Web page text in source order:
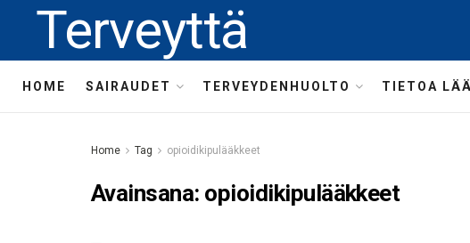
Terveyttä
HOME SAIRAUDET TERVEYDENHUOLTO TIETOA
Home Tag opioidikipulääkkeet
Avainsana: opioidikipulääkkeet